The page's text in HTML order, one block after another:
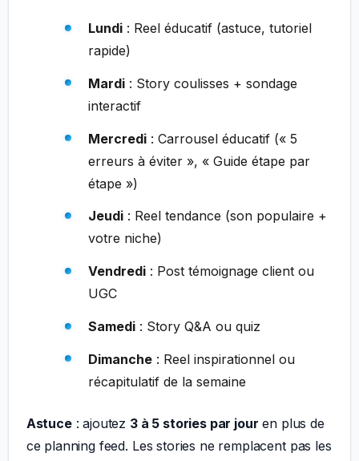
Lundi: Reel éducatif (astuce, tutoriel
rapide)
Mardi: Story coulisses + sondage
interactif
Mercredi: Carrousel éducatif (« 5
erreurs à éviter », « Guide étape par
étape »)
Jeudi: Reel tendance (son populaire +
votre niche)
Vendredi: Post témoignage client ou
UGC
Samedi: Story Q&A ou quiz
Dimanche: Reel inspirationnel ou
récapitulatif de la semaine
Astuce: ajoutez 3 à 5 stories par jour en plus de
ce planning feed. Les stories ne remplacent pas les